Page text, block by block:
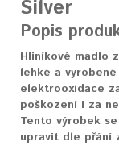
Silver
Popis
Hliníkové madlo
lehké a
elektrooxidace
poškození i za
Tento výrobek
upravit dle přání